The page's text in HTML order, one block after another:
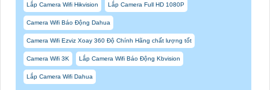
Lắp Camera Wifi Hikvision Lắp Camera Full HD 1080P
Camera Wifi Báo Động Dahua
Camera Wifi Ezviz Xoay 360 Độ Chính Hãng chất lượng tốt
Camera Wifi 3K Lắp Camera Wifi Báo Động Kbvision
Lắp Camera Wifi Dahua